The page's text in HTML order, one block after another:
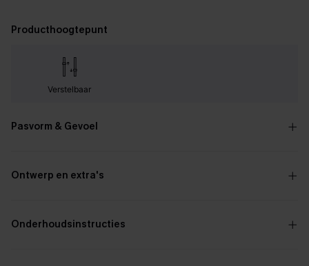
Producthoogtepunt
Verstelbaar
Pasvorm & Gevoel
Ontwerp en extra's
Onderhoudsinstructies